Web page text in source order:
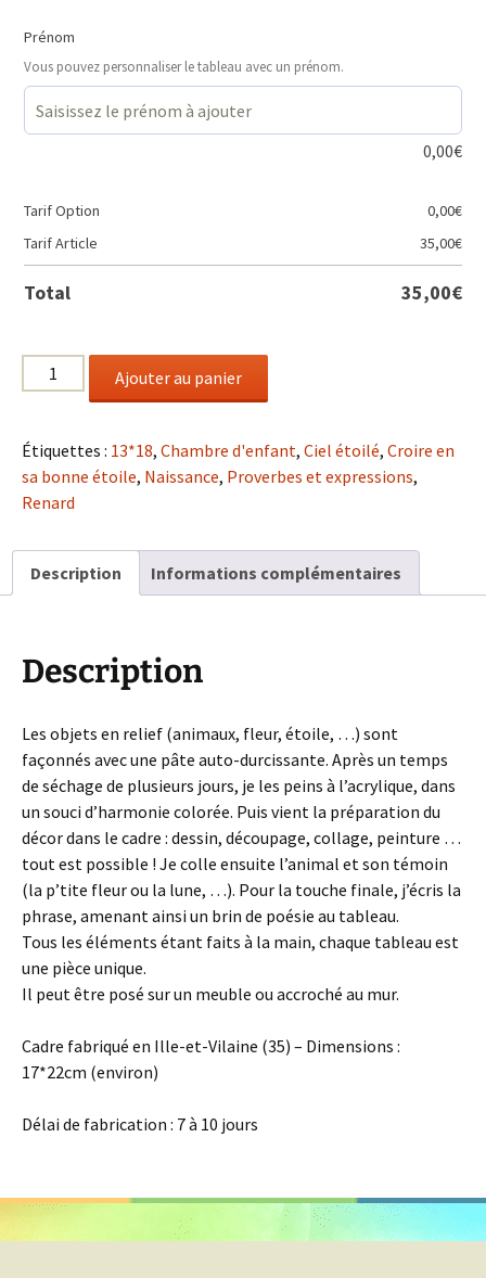
Prénom
Vous pouvez personnaliser le tableau avec un prénom.
0,00€
Tarif Option 0,00€
Tarif Article
35,00€
Total 35,00€
quantité
de
en
sa
bonne
Ajouter au panier
Étiquettes : 13*18, Chambre d'enfant, Ciel étoilé, Croire en
sa bonne étoile, Naissance, Proverbes et expressions,
Renard
Description Informations complémentaires
Description
Les objets en relief (animaux, fleur, étoile, …) sont
façonnés avec une pâte auto-durcissante. Après un temps
de séchage de plusieurs jours, je les peins à l’acrylique, dans
un souci d’harmonie colorée. Puis vient la préparation du
décor dans le cadre : dessin, découpage, collage, peinture …
tout est possible ! Je colle ensuite l’animal et son témoin
(la p’tite fleur ou la lune, …). Pour la touche finale, j’écris la
phrase, amenant ainsi un brin de poésie au tableau.
Tous les éléments étant faits à la main, chaque tableau est
une pièce unique.
Il peut être posé sur un meuble ou accroché au mur.
Cadre fabriqué en Ille-et-Vilaine (35) – Dimensions :
17*22cm (environ)
Délai de fabrication : 7 à 10 jours